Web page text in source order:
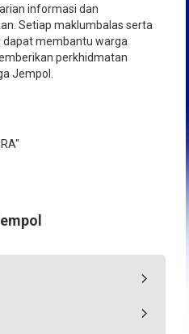
informasi dan
Setiap maklumbalas serta
dapat membantu warga
perkhidmatan
Jempol.